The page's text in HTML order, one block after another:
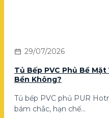
29/07/2026
Tủ Bếp PVC Phủ Bề
Bền Không?
Tủ bếp PVC phủ PUR
bám chắc, hạn chế...